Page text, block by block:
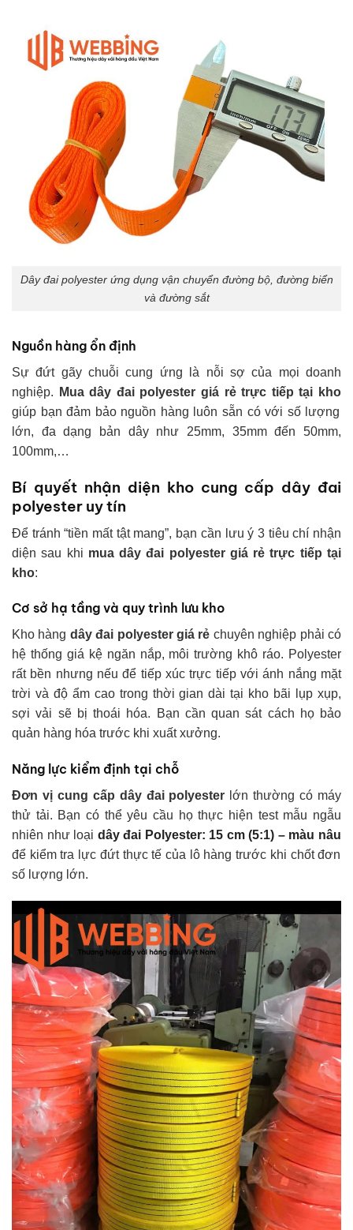
Dây đai polyester ứng dụng vận chuyển đường bộ, đường biển
và đường sắt
Nguồn hàng ổn định
Sự đứt gãy chuỗi cung ứng là nỗi sợ của mọi doanh
nghiệp.
Mua dây đai polyester giá rẻ trực tiếp tại kho
giúp bạn đảm bảo nguồn hàng luôn sẵn có với số lượng
lớn, đa dạng bản dây như 25mm, 35mm đến 50mm,
100mm,…
Bí quyết nhận diện kho cung cấp dây đai
polyester uy tín
Để tránh “tiền mất tật mang”, bạn cần lưu ý 3 tiêu chí nhận
diện sau khi mua dây đai polyester giá rẻ trực tiếp tại
kho:
Cơ sở hạ tầng và quy trình lưu kho
Kho hàng dây đai polyester giá rẻ chuyên nghiệp phải có
hệ thống giá kệ ngăn nắp, môi trường khô ráo. Polyester
rất bền nhưng nếu để tiếp xúc trực tiếp với ánh nắng mặt
trời và độ ẩm cao trong thời gian dài tại kho bãi lụp xụp,
sợi vải sẽ bị thoái hóa. Bạn cần quan sát cách họ bảo
quản hàng hóa trước khi xuất xưởng.
Năng lực kiểm định tại chỗ
Đơn vị cung cấp dây đai polyester lớn thường có máy
thử tải. Bạn có thể yêu cầu họ thực hiện test mẫu ngẫu
nhiên như loại dây đai Polyester: 15 cm (5:1) – màu nâu
để kiểm tra lực đứt thực tế của lô hàng trước khi chốt đơn
số lượng lớn.